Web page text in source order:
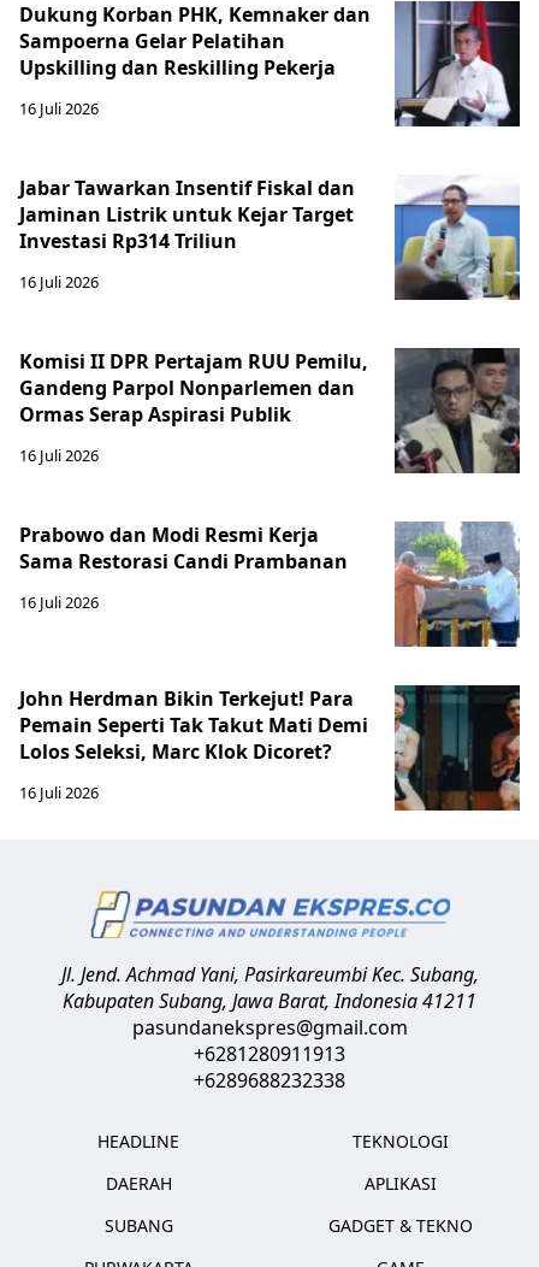
Dukung Korban PHK, Kemnaker dan
Sampoerna Gelar Pelatihan
Upskilling dan Reskilling Pekerja
16 Juli 2026
Jabar Tawarkan Insentif Fiskal dan
Jaminan Listrik untuk Kejar Target
Investasi Rp314 Triliun
16 Juli 2026
Komisi II DPR Pertajam RUU Pemilu,
Gandeng Parpol Nonparlemen dan
Ormas Serap Aspirasi Publik
16 Juli 2026
Prabowo dan Modi Resmi Kerja
Sama Restorasi Candi Prambanan
16 Juli 2026
John Herdman Bikin Terkejut! Para
Pemain Seperti Tak Takut Mati Demi
Lolos Seleksi, Marc Klok Dicoret?
16 Juli 2026
Jl. Jend. Achmad Yani, Pasirkareumbi Kec. Subang,
Kabupaten Subang, Jawa Barat,Indonesia41211
pasundanekspres@gmail.com
+6281280911913
+6289688232338
HEADLINE
DAERAH
SUBANG
TEKNOLOGI
APLIKASI
GADGET & TEKNO